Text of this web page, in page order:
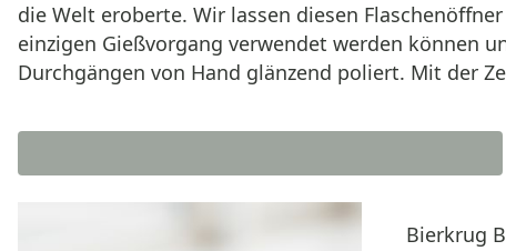
die Welt eroberte. Wir lassen diesen
einzigen Gießvorgang verwendet werden können
Durchgängen von Hand glänzend poliert. Mit der
Bierkrug